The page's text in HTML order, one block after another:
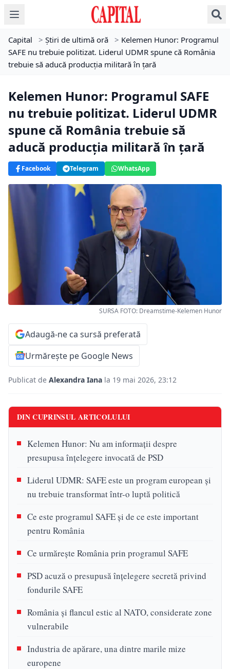
Capital > Știri de ultimă oră > Kelemen Hunor: Programul
SAFE nu trebuie politizat. Liderul UDMR spune că România
trebuie să aducă producția militară în țară
Kelemen Hunor: Programul SAFE
nu trebuie politizat. Liderul UDMR
spune că România trebuie să
aducă producția militară în țară
Facebook Telegram WhatsApp
SURSA FOTO: Dreamstime-Kelemen Hunor
Adaugă-ne ca sursă preferată
Urmărește pe Google News
Publicat de Alexandra Iana la 19 mai 2026, 23:12
DIN CUPRINSUL ARTICOLULUI
Kelemen Hunor: Nu am informații despre
presupusa înțelegere invocată de PSD
Liderul UDMR: SAFE este un program european și
nu trebuie transformat într-o luptă politică
Ce este programul SAFE și de ce este important
pentru România
Ce urmărește România prin programul SAFE
PSD acuză o presupusă înțelegere secretă privind
fondurile SAFE
România și flancul estic al NATO, considerate zone
vulnerabile
Industria de apărare, una dintre marile mize
europene